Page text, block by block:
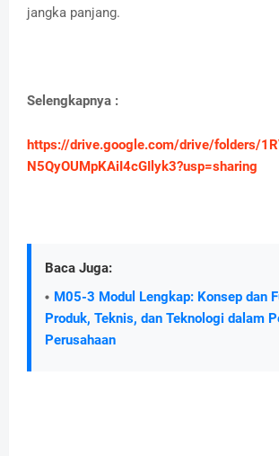
jangka panjang.
Selengkapnya :
https://drive.google.com/drive/folders/
N5QyOUMpKAiI4cGIlyk3?usp=sharing
Baca Juga:
M05-3 Modul Lengkap: Konsep dan
Produk, Teknis, dan Teknologi dalam
Perusahaan